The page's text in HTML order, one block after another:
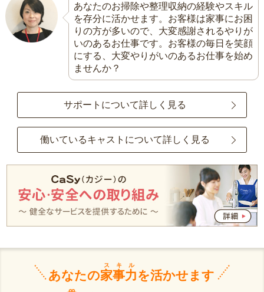
あなたのお掃除や整理収納の経験やスキル
を存分に活かせます。お客様は家事にお困
りの方が多いので、大変感謝されるやりが
いのあるお仕事です。お客様の毎日を笑顔
にする、大変やりがいのあるお仕事を始め
ませんか？
サポートについて詳しく見る
働いているキャストについて詳しく見る
あなたの家事力
スキル
を活かせます